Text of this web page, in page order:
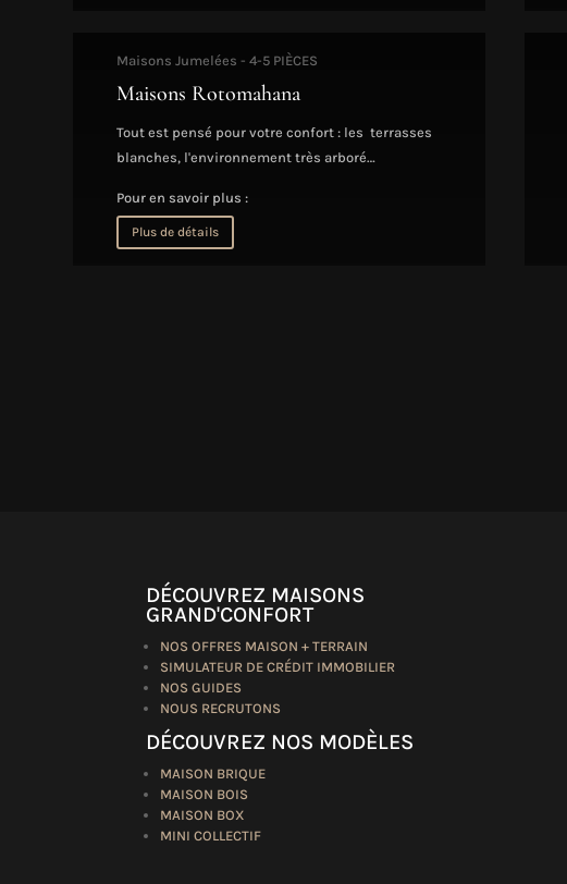
Maisons Jumelées - 4-5 PIÈCES
Maisons Rotomahana
Tout est pensé pour votre confort : les terrasses
blanches, l'environnement très arboré…
Pour en savoir plus :
Plus de détails
DÉCOUVREZ MAISONS
GRAND'CONFORT
NOS OFFRES MAISON + TERRAIN
SIMULATEUR DE CRÉDIT IMMOBILIER
NOS GUIDES
NOUS RECRUTONS
DÉCOUVREZ NOS MODÈLES
MAISON BRIQUE
MAISON BOIS
MAISON BOX
MINI COLLECTIF